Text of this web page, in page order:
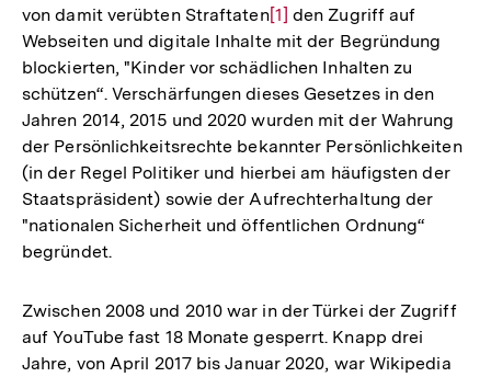
von damit verübten StraftatenZur
Auflösung
der
Fußnote
[1] den Zugriff auf
Webseiten und digitale Inhalte mit der Begründung
blockierten, "Kinder vor schädlichen Inhalten zu
schützen“. Verschärfungen dieses Gesetzes in den
Jahren 2014, 2015 und 2020 wurden mit der Wahrung
der Persönlichkeitsrechte bekannter Persönlichkeiten
(in der Regel Politiker und hierbei am häufigsten der
Staatspräsident) sowie der Aufrechterhaltung der
"nationalen Sicherheit und öffentlichen Ordnung“
begründet.
Zwischen 2008 und 2010 war in der Türkei der Zugriff
auf YouTube fast 18 Monate gesperrt. Knapp drei
Jahre, von April 2017 bis Januar 2020, war Wikipedia